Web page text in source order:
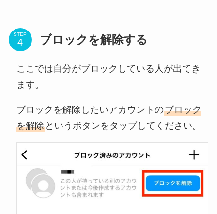
STEP ブロックを解除する
ここでは自分がブロックしている人が出てき
ます。
ブロックを解除したいアカウントのブロック
を解除というボタンをタップしてください。